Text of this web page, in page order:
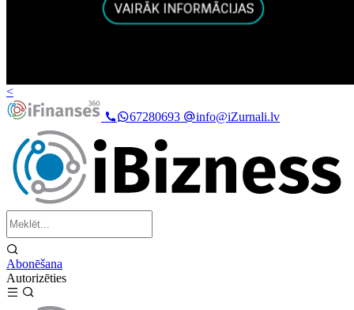
<
67280693
info@iZurnali.lv
Abonēšana
Autorizēties